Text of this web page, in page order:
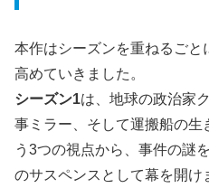
本作はシーズンを重ねるご
高めていきました。
シーズン1は、地球の政治家
事ミラー、そして運搬船の
う3つの視点から、事件の謎
のサスペンスとして幕を開け